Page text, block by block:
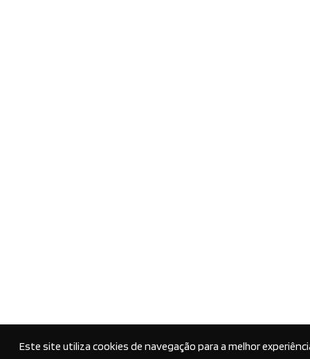
Este site utiliza cookies de navegação para a melhor